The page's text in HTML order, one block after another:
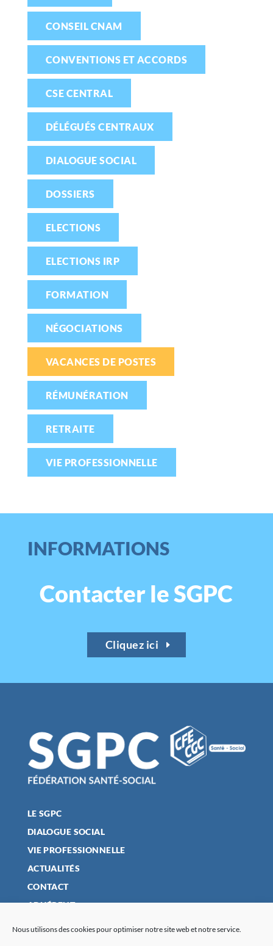
Nous utilisons des cookies pour optimiser notre site web et notre service.
CONSEIL CNAM
CONVENTIONS ET ACCORDS
CSE CENTRAL
DÉLÉGUÉS CENTRAUX
DIALOGUE SOCIAL
DOSSIERS
ELECTIONS
ELECTIONS IRP
FORMATION
NÉGOCIATIONS
VACANCES DE POSTES
RÉMUNÉRATION
RETRAITE
VIE PROFESSIONNELLE
INFORMATIONS
Contacter le SGPC
Cliquez ici
LE SGPC
DIALOGUE SOCIAL
VIE PROFESSIONNELLE
ACTUALITÉS
CONTACT
ADHÉRENT